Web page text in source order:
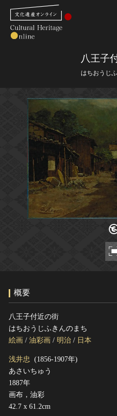
さらに
作品一覧
カテゴリで見る
世界遺産と無形文化遺産
全国の美術館・博物館
文化遺産データベース
八王子
はちおうじ
概要
八王子付近の街
はちおうじふきんのまち
絵画 / 油彩画 / 明治 / 日本
浅井忠 (1856-1907年)
あさいちゅう
1887年
画布，油彩
42.7 x 61.2cm